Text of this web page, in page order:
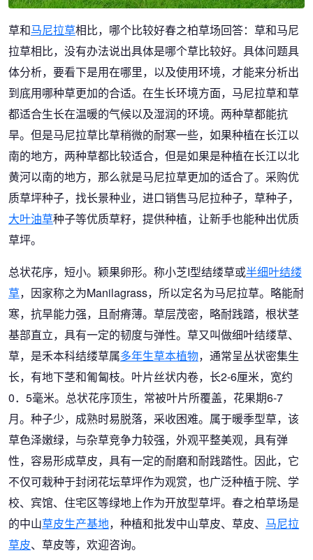
草和马尼拉草相比，哪个比较好春之柏草场回答：草和马尼
拉草相比，没有办法说出具体是哪个草比较好。具体问题具
体分析，要看下是用在哪里，以及使用环境，才能来分析出
到底用哪种草更加的合适。在生长环境方面，马尼拉草和草
都适合生长在温暖的气候以及湿润的环境。两种草都能抗
旱。但是马尼拉草比草稍微的耐寒一些，如果种植在长江以
南的地方，两种草都比较适合，但是如果是种植在长江以北
黄河以南的地方，那么就是马尼拉草更加的适合了。采购优
质草坪种子，找长景种业，进口销售马尼拉种子，草种子，
大叶油草种子等优质草籽，提供种植，让新手也能种出优质
草坪。
总状花序，短小。颖果卵形。称小芝I型结缕草或半细叶结缕
草，因家称之为Manilagrass，所以定名为马尼拉草。略能耐
寒，抗旱能力强，且耐瘠薄。草层茂密，略耐践踏，根状茎
基部直立，具有一定的韧度与弹性。草又叫做细叶结缕草、
草，是禾本科结缕草属多年生草本植物，通常呈丛状密集生
长，有地下茎和匍匐枝。叶片丝状内卷，长2-6厘米，宽约
0．5毫米。总状花序顶生，常被叶片所覆盖，花果期6-7
月。种子少，成熟时易脱落，采收困难。属于暖季型草，该
草色泽嫩绿，与杂草竞争力较强，外观平整美观，具有弹
性，容易形成草皮，具有一定的耐磨和耐践踏性。因此，它
不仅可栽种于封闭花坛草坪作为观赏，也广泛种植于院、学
校、宾馆、住宅区等绿地上作为开放型草坪。春之柏草场是
的中山草皮生产基地，种植和批发中山草皮、草皮、 马尼拉
草皮、草皮等，欢迎咨询。